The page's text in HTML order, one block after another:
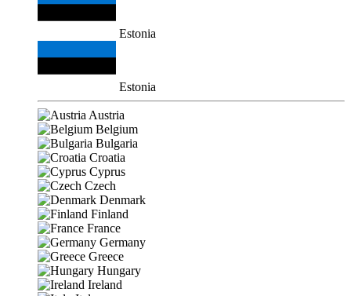
Estonia
Estonia
Austria
Belgium
Bulgaria
Croatia
Cyprus
Czech
Denmark
Finland
France
Germany
Greece
Hungary
Ireland